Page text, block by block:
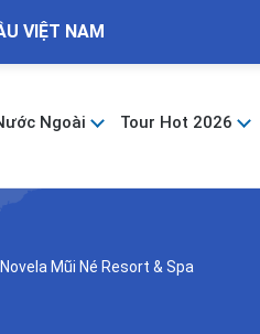
VIỆT NAM
Ngoài Tour Hot 2026
Mũi Né Resort & Spa